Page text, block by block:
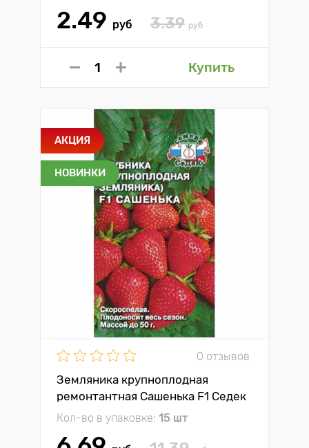
2.49 руб 3.39 руб
Купить
АКЦИЯ
НОВИНКИ
0 отзывов
Земляника крупноплодная
ремонтантная Сашенька F1 Седек
Кол-во в упаковке: 15 шт